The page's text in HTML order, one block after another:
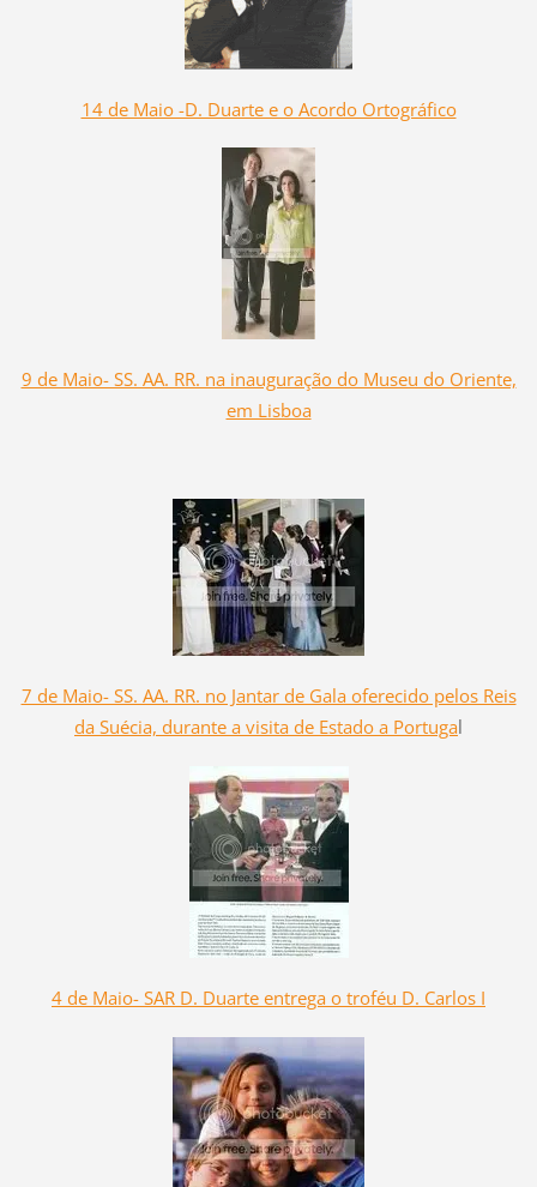
14 de Maio -D. Duarte e o Acordo Ortográfico
9 de Maio- SS. AA. RR. na inauguração do Museu do Oriente,
em Lisboa
7 de Maio- SS. AA. RR. no Jantar de Gala oferecido pelos Reis
da Suécia, durante a visita de Estado a Portugal
4 de Maio- SAR D. Duarte entrega o troféu D. Carlos I